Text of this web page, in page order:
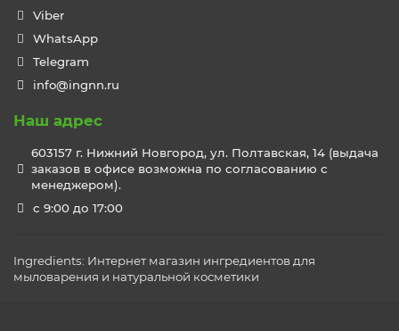
Viber
WhatsApp
Telegram
info@ingnn.ru
Наш адрес
603157 г. Нижний Новгород, ул. Полтавская, 14 (выдача
заказов в офисе возможна по согласованию с
менеджером).
c 9:00 до 17:00
Ingredients: Интернет магазин ингредиентов для
мыловарения и натуральной косметики